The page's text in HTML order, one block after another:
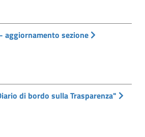
aggiornamento sezione
di bordo sulla Trasparenza"